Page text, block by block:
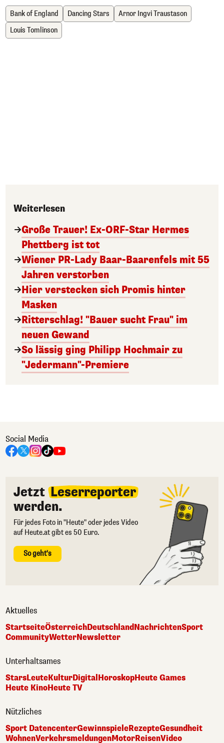
Bank of England Dancing Stars
Arnor Ingvi Traustason
Louis Tomlinson
Weiterlesen
Große Trauer! Ex-ORF-Star Hermes
Phettberg ist tot
Wiener PR-Lady Baar-Baarenfels mit 55
Jahren verstorben
Hier verstecken sich Promis hinter
Masken
Ritterschlag! "Bauer sucht Frau" im
neuen Gewand
So lässig ging Philipp Hochmair zu
"Jedermann"-Premiere
Social Media
Jetzt Leserreporter
werden.
Für jedes Foto in "Heute" oder jedes Video
auf Heute.at gibt es 50 Euro.
So geht's
Aktuelles
StartseiteÖsterreichDeutschlandNachrichtenSport
CommunityWetterNewsletter
Unterhaltsames
StarsLeuteKulturDigital HoroskopHeute Games
Heute KinoHeute TV
Nützliches
Sport DatencenterGewinnspieleRezepteGesundheit
WohnenVerkehrsmeldungenMotorReisenVideo